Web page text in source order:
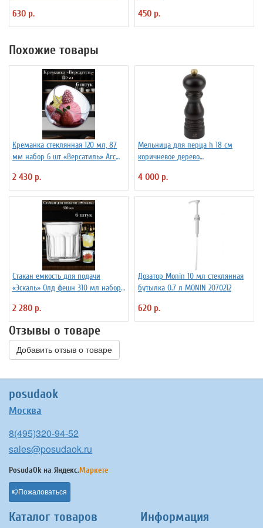
630 р. 450 р.
Похожие товары
Креманка стеклянная 120 мл, 87
мм набор 6 шт «Версатиль» Arc
2 430 р.
Мельница для перца h 18 см
коричневое дерево
PEUGEOT 3172186
4 000 р.
Стакан емкость для подачи
«Эскаль» Олд фешн 310 мл набор
2 280 р.
Дозатор Monin 10 мл стеклянная
бутылка 0.7 л MONIN 2070212
620 р.
Отзывы о товаре
Добавить отзыв о товаре
posudaok
Москва
8(495)320-94-52
sales@posudaok.ru
PosudaOk на Яндекс.Маркете
Пожаловаться
Каталог товаров Информация